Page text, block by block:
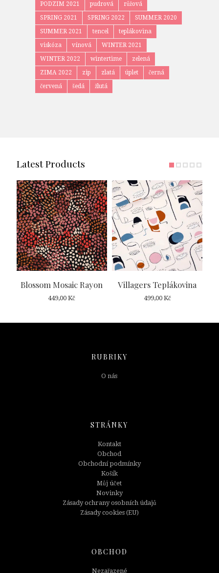
PODZIM 2021
pudrová
růžová
SPRING 2021
SPRING 2022
SUMMER 2020
SUMMER 2021
tencel
teplákovina
viskóza
vínová
WINTER 2021
WINTER 2022
wintertime
zelená
ZIMA 2022
zip zlatá úplet
černá
červená
šedá žlutá
Latest Products
Blossom Mosaic Rayon
449,00Kč
Villagers Teplákovina
499,00 Kč
RUBRIKY
O nás
STRÁNKY
Kontakt
Obchod
Obchodní podmínky
Košík
Můj účet
Novinky
Zásady ochrany osobních údajů
Zásady cookies (EU)
OBCHOD
Nezařazené